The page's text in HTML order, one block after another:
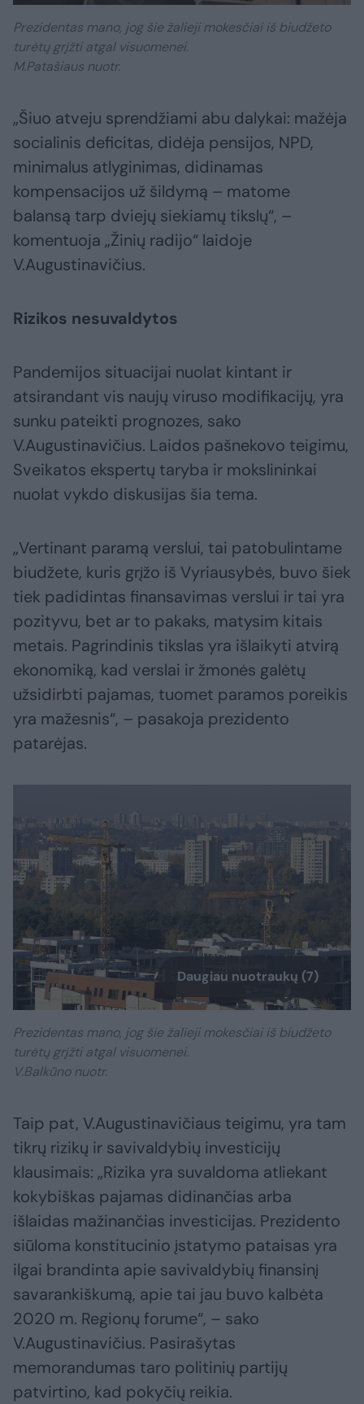
Prezidentas mano, jog šie žalieji mokesčiai iš biudžeto
turėtų grįžti atgal visuomenei.
M.Patašiaus nuotr.
„Šiuo atveju sprendžiami abu dalykai: mažėja
socialinis deficitas, didėja pensijos, NPD,
minimalus atlyginimas, didinamas
kompensacijos už šildymą – matome
balansą tarp dviejų siekiamų tikslų“, –
komentuoja „Žinių radijo“ laidoje
V.Augustinavičius.
Rizikos nesuvaldytos
Pandemijos situacijai nuolat kintant ir
atsirandant vis naujų viruso modifikacijų, yra
sunku pateikti prognozes, sako
V.Augustinavičius. Laidos pašnekovo teigimu,
Sveikatos ekspertų taryba ir mokslininkai
nuolat vykdo diskusijas šia tema.
„Vertinant paramą verslui, tai patobulintame
biudžete, kuris grįžo iš Vyriausybės, buvo šiek
tiek padidintas finansavimas verslui ir tai yra
pozityvu, bet ar to pakaks, matysim kitais
metais. Pagrindinis tikslas yra išlaikyti atvirą
ekonomiką, kad verslai ir žmonės galėtų
užsidirbti pajamas, tuomet paramos poreikis
yra mažesnis“, – pasakoja prezidento
patarėjas.
Daugiau nuotraukų (7)
Prezidentas mano, jog šie žalieji mokesčiai iš biudžeto
turėtų grįžti atgal visuomenei.
V.Balkūno nuotr.
Taip pat, V.Augustinavičiaus teigimu, yra tam
tikrų rizikų ir savivaldybių investicijų
klausimais: „Rizika yra suvaldoma atliekant
kokybiškas pajamas didinančias arba
išlaidas mažinančias investicijas. Prezidento
siūloma konstitucinio įstatymo pataisas yra
ilgai brandinta apie savivaldybių finansinį
savarankiškumą, apie tai jau buvo kalbėta
2020 m. Regionų forume“, – sako
V.Augustinavičius. Pasirašytas
memorandumas taro politinių partijų
patvirtino, kad pokyčių reikia.